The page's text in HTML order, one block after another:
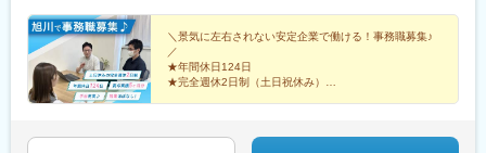
＼景気に左右されない安定企業で働ける！事務職募集♪
／
★年間休日124日
★完全週休2日制（土日祝休み）